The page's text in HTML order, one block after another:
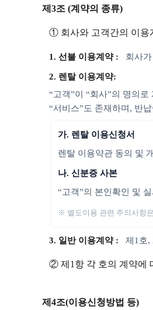
제3조 (계약의 종류)
① 회사와 고객간의 이용
1. 선불 이용계약 : 회사
2. 렌탈 이용계약:
“고객”이 “회사”의 명의
“서비스”도 존재하며, 반
가. 렌탈 이용신청서
렌탈 이용약관 동의 및
나. 신분증 사본
“고객”의 본인확인 및
※ 별도이용 관련 주의사항
3. 일반 이용계약 : 제1호,
② 제1항 각 호의 계약에
제4조(이용신청방법 등)